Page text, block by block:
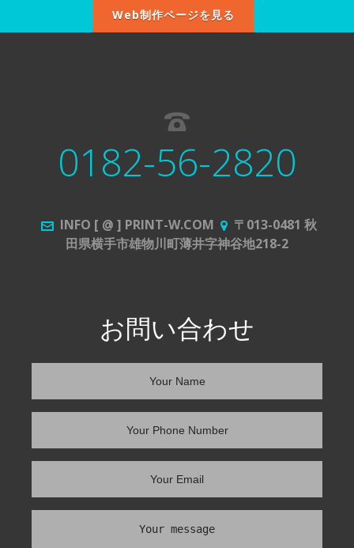
Web制作ページを見る
0182-56-2820
INFO [ @ ] PRINT-W.COM
〒013-0481 秋
田県横手市雄物川町薄井字神谷地218-2
お問い合わせ